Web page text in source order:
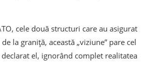
cele două structuri care au asigurat
la graniță, această „viziune” pare cel
el, ignorând complet realitatea